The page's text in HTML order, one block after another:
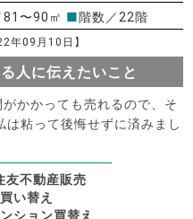
81〜90㎡ ■階数／22階
年09月10日】
人に伝えたいこと
かかっても売れるので、そ
粘って後悔せずに済みまし
友不動産販売
い替え
ション買替え